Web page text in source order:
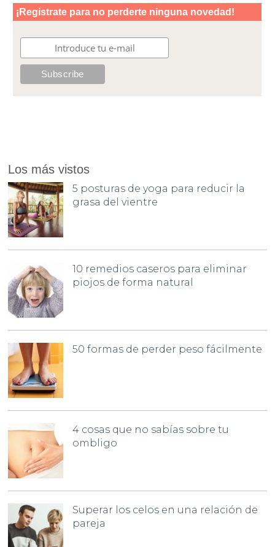
Los más vistos
5 posturas de yoga para reducir la
grasa del vientre
10 remedios caseros para eliminar
piojos de forma natural
50 formas de perder peso fácilmente
4 cosas que no sabías sobre tu
ombligo
Superar los celos en una relación de
pareja